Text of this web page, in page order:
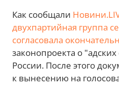
Как сообщали
двухпартийная группа
согласовала
законопроекта о
России. После этого
к вынесению на